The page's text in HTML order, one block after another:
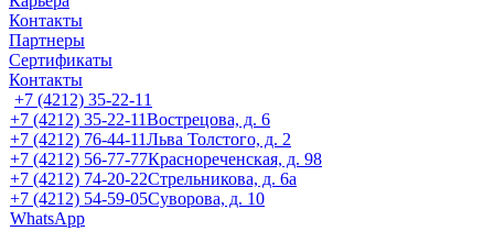
Контакты
Партнеры
Сертификаты
Контакты
+7 (4212) 35-22-11
+7 (4212) 35-22-11Вострецова, д. 6
+7 (4212) 76-44-11Льва Толстого, д. 2
+7 (4212) 56-77-77Краснореченская, д. 98
+7 (4212) 74-20-22Стрельникова, д. 6а
+7 (4212) 54-59-05Суворова, д. 10
WhatsApp